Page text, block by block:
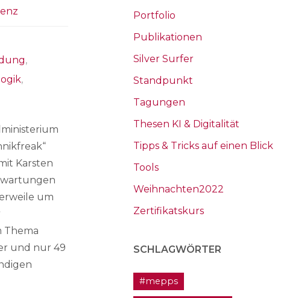
,
,
Karsten
um
Thema
und nur 49
Portfolio
Publikationen
Silver Surfer
Standpunkt
Tagungen
Thesen KI & Digitalität
Tipps & Tricks auf einen Blick
Tools
Weihnachten2022
Zertifikatskurs
SCHLAGWÖRTER
#mepps